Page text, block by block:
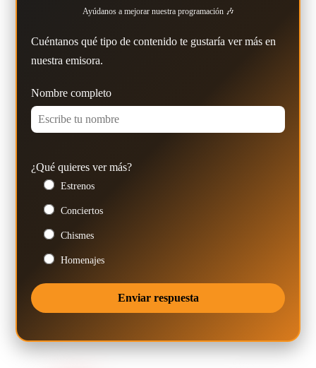
Ayúdanos a mejorar nuestra programación 🎶
Cuéntanos qué tipo de contenido te gustaría ver más en
nuestra emisora.
Nombre completo
¿Qué quieres ver más?
Estrenos
Conciertos
Chismes
Homenajes